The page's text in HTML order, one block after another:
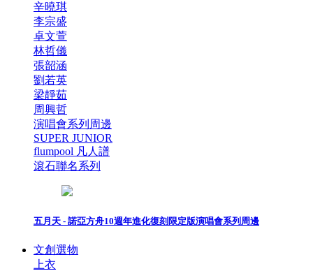
辛曉琪
李宗盛
卓文萱
林哲儀
張韶涵
劉若英
梁靜茹
周興哲
演唱會系列周邊
SUPER JUNIOR
flumpool 凡人譜
滾石聯名系列
五月天 - 諾亞方舟10週年進化復刻限定版演唱會系列周邊
文創選物
上衣